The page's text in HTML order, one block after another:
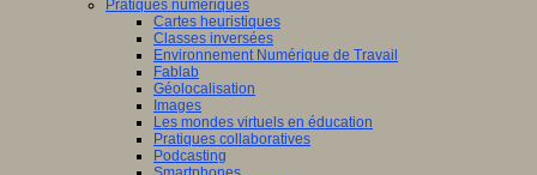
Pratiques numériques
Cartes heuristiques
Classes inversées
Environnement Numérique de Travail
Fablab
Géolocalisation
Images
Les mondes virtuels en éducation
Pratiques collaboratives
Podcasting